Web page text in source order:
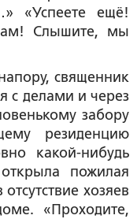
«Успеете ещё!
Слышите, мы
священник
с делами и через
забору
резиденцию
какой-нибудь
пожилая
хозяев
«Проходите,